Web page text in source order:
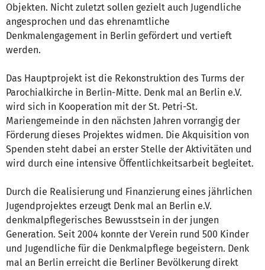
Objekten. Nicht zuletzt sollen gezielt auch Jugendliche
angesprochen und das ehrenamtliche
Denkmalengagement in Berlin gefördert und vertieft
werden.
Das Hauptprojekt ist die Rekonstruktion des Turms der
Parochialkirche in Berlin-Mitte. Denk mal an Berlin e.V.
wird sich in Kooperation mit der St. Petri-St.
Mariengemeinde in den nächsten Jahren vorrangig der
Förderung dieses Projektes widmen. Die Akquisition von
Spenden steht dabei an erster Stelle der Aktivitäten und
wird durch eine intensive Öffentlichkeitsarbeit begleitet.
Durch die Realisierung und Finanzierung eines jährlichen
Jugendprojektes erzeugt Denk mal an Berlin e.V.
denkmalpflegerisches Bewusstsein in der jungen
Generation. Seit 2004 konnte der Verein rund 500 Kinder
und Jugendliche für die Denkmalpflege begeistern. Denk
mal an Berlin erreicht die Berliner Bevölkerung direkt